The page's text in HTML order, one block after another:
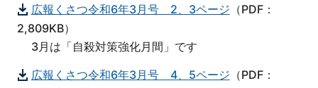
広報くさつ令和6年3月号 2、3ページ （PDF：
2,809KB）
3月は「自殺対策強化月間」です
広報くさつ令和6年3月号 4、5ページ （PDF：